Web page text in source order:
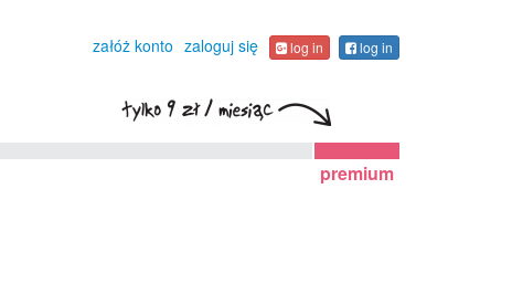
załóż konto zaloguj się log in log in
premium